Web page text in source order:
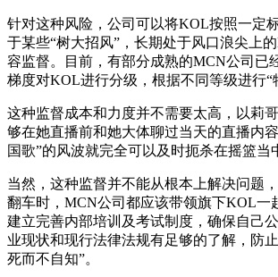
针对这种风险，公司可以将KOL按照一定
于某些“树大招风”，长期处于风口浪尖上
容监督。目前，有部分成熟的MCN公司已
梯度对KOL进行分级，根据不同等级进行“
这种监督成本和力度并不需要太高，以莉
够在她直播前和她大体聊过当天的直播内
国歌”的风波就完全可以及时扼杀在摇篮当
当然，这种监督并不能从根本上解决问题
翻车时，MCN公司都应该带领旗下KOL一
建立完善内部培训及考试制度，确保自己
业现状和现行法律法规有足够的了解，防
死而不自知”。